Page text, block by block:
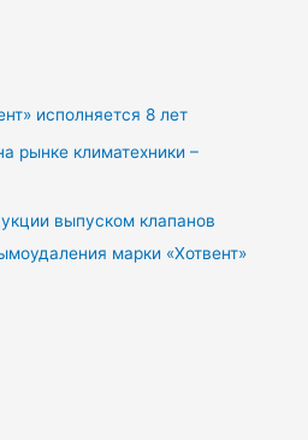
исполняется 8 лет
рынке климатехники –
выпуском клапанов
марки «Хотвент»